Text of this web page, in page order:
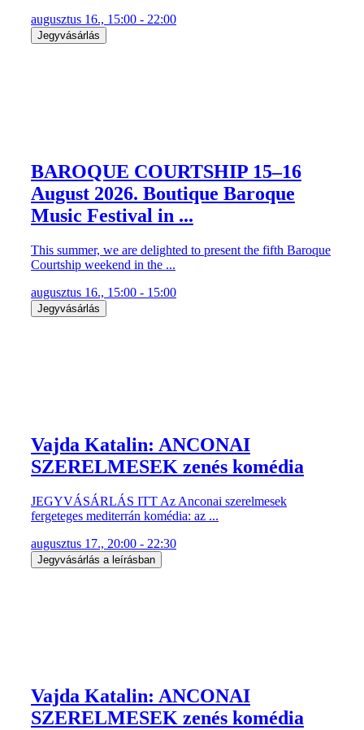
augusztus 16., 15:00 - 22:00
Jegyvásárlás
BAROQUE COURTSHIP 15–16
August 2026. Boutique Baroque
Music Festival in ...
This summer, we are delighted to present the fifth Baroque
Courtship weekend in the ...
augusztus 16., 15:00 - 15:00
Jegyvásárlás
Vajda Katalin: ANCONAI
SZERELMESEK zenés komédia
JEGYVÁSÁRLÁS ITT Az Anconai szerelmesek
fergeteges mediterrán komédia: az ...
augusztus 17., 20:00 - 22:30
Jegyvásárlás a leírásban
Vajda Katalin: ANCONAI
SZERELMESEK zenés komédia